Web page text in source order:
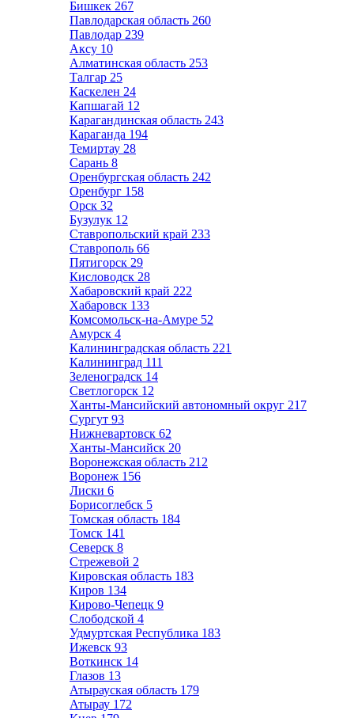
Бишкек 267
Павлодарская область 260
Павлодар 239
Аксу 10
Алматинская область 253
Талгар 25
Каскелен 24
Капшагай 12
Карагандинская область 243
Караганда 194
Темиртау 28
Сарань 8
Оренбургская область 242
Оренбург 158
Орск 32
Бузулук 12
Ставропольский край 233
Ставрополь 66
Пятигорск 29
Кисловодск 28
Хабаровский край 222
Хабаровск 133
Комсомольск-на-Амуре 52
Амурск 4
Калининградская область 221
Калининград 111
Зеленоградск 14
Светлогорск 12
Ханты-Мансийский автономный округ 217
Сургут 93
Нижневартовск 62
Ханты-Мансийск 20
Воронежская область 212
Воронеж 156
Лиски 6
Борисоглебск 5
Томская область 184
Томск 141
Северск 8
Стрежевой 2
Кировская область 183
Киров 134
Кирово-Чепецк 9
Слободской 4
Удмуртская Республика 183
Ижевск 93
Воткинск 14
Глазов 13
Атырауская область 179
Атырау 172